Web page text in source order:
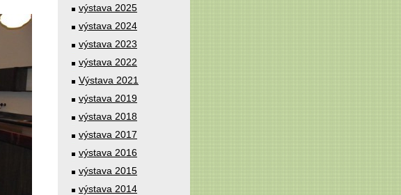
výstava 2025
výstava 2024
výstava 2023
výstava 2022
Výstava 2021
výstava 2019
výstava 2018
výstava 2017
výstava 2016
výstava 2015
výstava 2014